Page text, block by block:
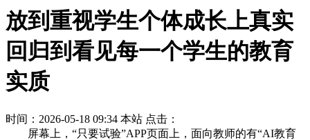
放到重视学生个体成长上真实
回归到看见每一个学生的教育
实质
时间：2026-05-18 09:34 本站 点击：
屏幕上，“只要试验”APP页面上，面向教师的有“AI教育